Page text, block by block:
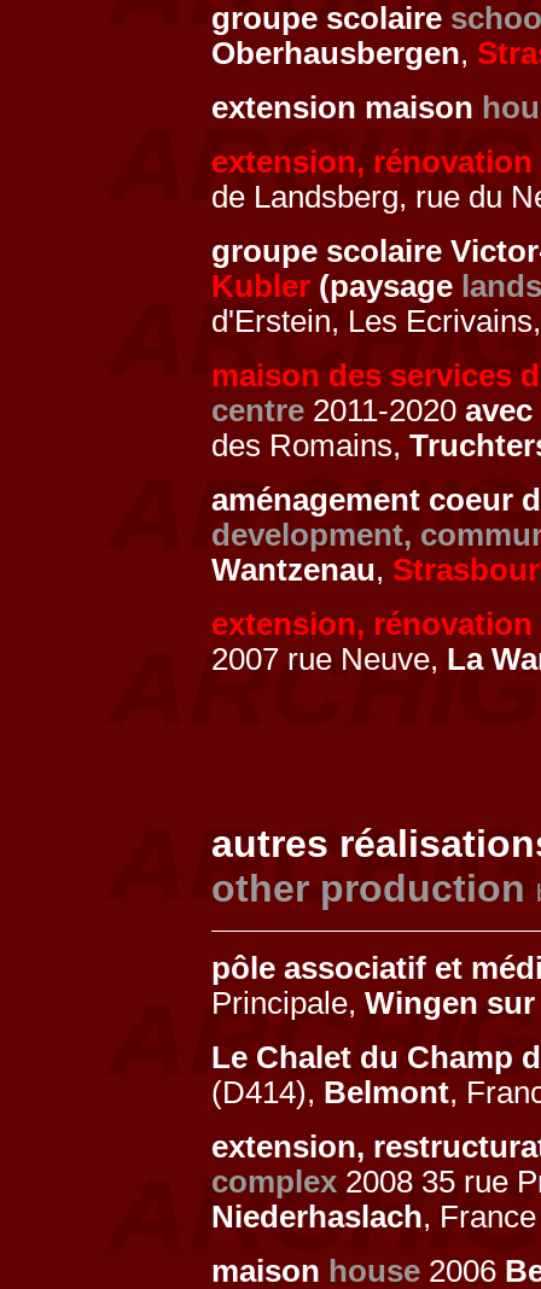
groupe scolaire
Oberhausbergen,
extension maison
extension, rénovation
de Landsberg, rue du
groupe scolaire
Kubler (paysage
d'Erstein, Les
maison des services
centre 2011-2020 avec
des Romains,
aménagement coeur
development,
Wantzenau,
extension,
2007 rue Neuve, La
autres
other production
pôle associatif et
Principale, Wingen
Le Chalet du Champ
(D414), Belmont,
extension,
complex 2008 35 rue
Niederhaslach, France
maison house 2006